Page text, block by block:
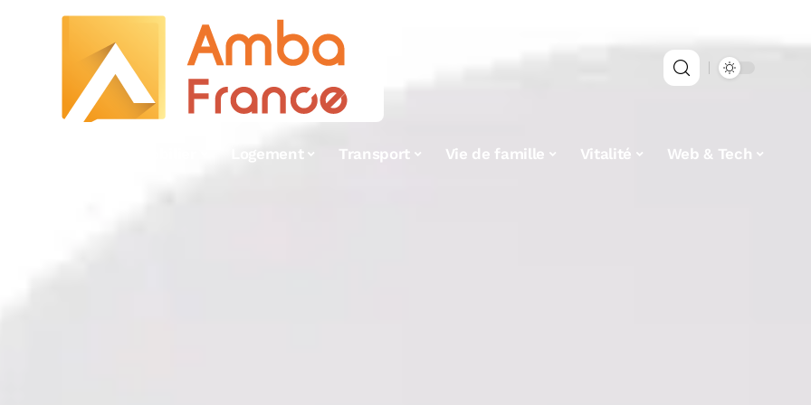
Logement Transport Vie de famille Vitalité Web & Tech